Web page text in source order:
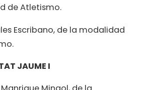
de Atletismo.
Escribano, de la modalidad
JAUME I